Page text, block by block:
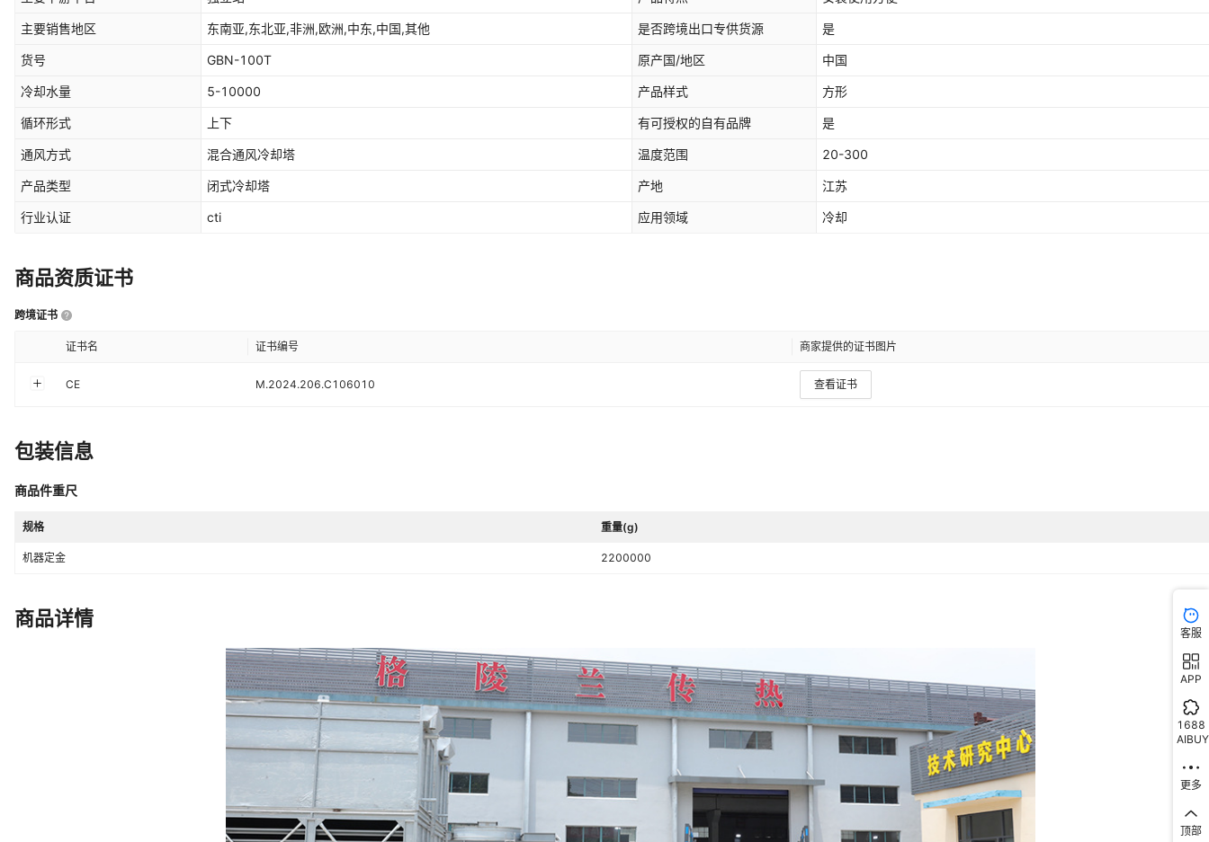
主要销售地区 东南亚,东北亚,非洲,欧洲,中东,中国,其他 是否跨境出口专供货源 是
货号 GBN-100T 原产国/地区 中国
冷却水量 5-10000 产品样式 方形
循环形式 上下 有可授权的自有品牌 是
通风方式 混合通风冷却塔 温度范围 20-300
产品类型 闭式冷却塔 产地 江苏
行业认证 cti 应用领域 冷却
商品资质证书
跨境证书
证书名 证书编号 商家提供的证书图片
CE M.2024.206.C106010 查看证书
包装信息
商品件重尺
规格 重量(g)
机器定金 2200000
商品详情
客服
APP
1688
AIBUY
更多
顶部